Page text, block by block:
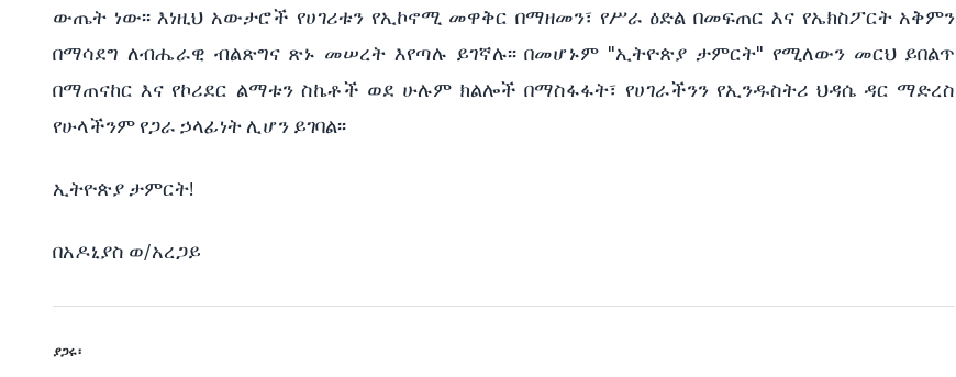
ውጤት ነው፡፡ እነዚህ አውታሮች የሀገሪቱን የኢኮኖሚ መዋቅር በማዘመን፣ የሥራ ዕድል በመፍጠር እና የኤክስፖርት አቅምን
በማሳደግ ለብሔራዊ ብልጽግና ጽኑ መሠረት እየጣሉ ይገኛሉ፡፡ በመሆኑም "ኢትዮጵያ ታምርት" የሚለውን መርህ ይበልጥ
በማጠናከር እና የኮሪደር ልማቱን ስኬቶች ወደ ሁሉም ክልሎች በማስፋፋት፣ የሀገራችንን የኢንዱስትሪ ህዳሴ ዳር ማድረስ
የሁላችንም የጋራ ኃላፊነት ሊሆን ይገባል፡፡
ኢትዮጵያ ታምርት!
በአዶኒያስ ወ/አረጋይ
ያጋሩ፡